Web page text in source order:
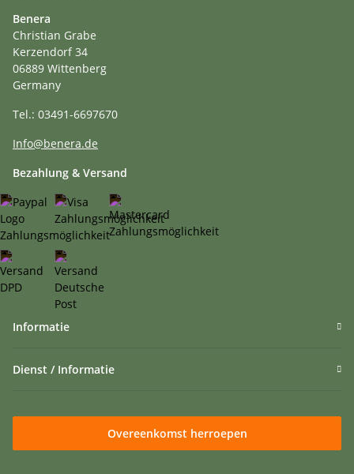
Benera
Christian Grabe
Kerzendorf 34
06889 Wittenberg
Germany
Tel.: 03491-6697670
Info@benera.de
Bezahlung & Versand
Informatie
Dienst / Informatie
Overeenkomst herroepen